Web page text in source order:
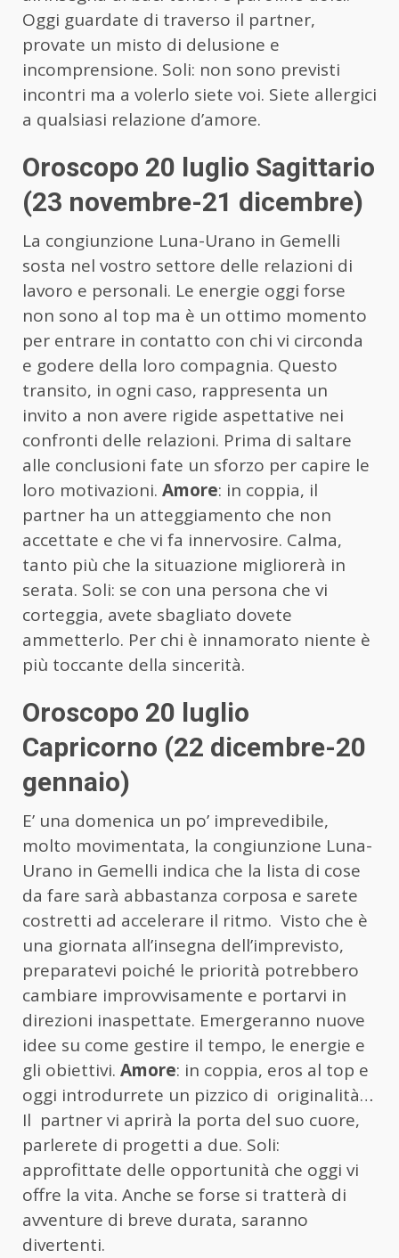
Oggi guardate di traverso il partner,
provate un misto di delusione e
incomprensione. Soli: non sono previsti
incontri ma a volerlo siete voi. Siete allergici
a qualsiasi relazione d’amore.
Oroscopo 20 luglio Sagittario
(23 novembre-21 dicembre)
La congiunzione Luna-Urano in Gemelli
sosta nel vostro settore delle relazioni di
lavoro e personali. Le energie oggi forse
non sono al top ma è un ottimo momento
per entrare in contatto con chi vi circonda
e godere della loro compagnia. Questo
transito, in ogni caso, rappresenta un
invito a non avere rigide aspettative nei
confronti delle relazioni. Prima di saltare
alle conclusioni fate un sforzo per capire le
loro motivazioni. Amore: in coppia, il
partner ha un atteggiamento che non
accettate e che vi fa innervosire. Calma,
tanto più che la situazione migliorerà in
serata. Soli: se con una persona che vi
corteggia, avete sbagliato dovete
ammetterlo. Per chi è innamorato niente è
più toccante della sincerità.
Oroscopo 20 luglio
Capricorno (22 dicembre-20
gennaio)
E’ una domenica un po’ imprevedibile,
molto movimentata, la congiunzione Luna-
Urano in Gemelli indica che la lista di cose
da fare sarà abbastanza corposa e sarete
costretti ad accelerare il ritmo. Visto che è
una giornata all’insegna dell’imprevisto,
preparatevi poiché le priorità potrebbero
cambiare improvvisamente e portarvi in
direzioni inaspettate. Emergeranno nuove
idee su come gestire il tempo, le energie e
gli obiettivi. Amore: in coppia, eros al top e
oggi introdurrete un pizzico di originalità…
Il partner vi aprirà la porta del suo cuore,
parlerete di progetti a due. Soli:
approfittate delle opportunità che oggi vi
offre la vita. Anche se forse si tratterà di
avventure di breve durata, saranno
divertenti.